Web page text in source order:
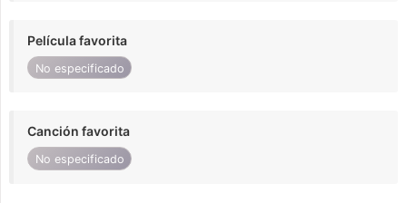
Película favorita
No especificado
Canción favorita
No especificado